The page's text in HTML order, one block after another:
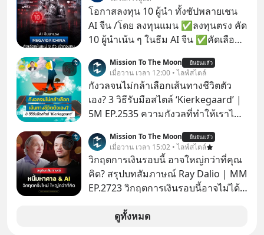
โอกาสลงทุน 10 ผู้นำ ทั้งซัปพลายเชน
AI จีน /โดย ลงทุนแมน ✅ลงทุนตรง คัด
10 ผู้นำเน้น ๆ ในธีม AI จีน ✅คัดเลือก
เจ้าของผู้นำ AI จีน ตั้งแต่โรงงานผลิตชิป
หน่วยความจำ โมเดล AI ยันหุ่นยนต์
✅ได้การรับยกเว้นภาษี Capital Gain
ตามกฎหมายภาษีของประเทศไทย
Mission To The Moon ยืนยันแล้ว
เมื่อวาน เวลา 12:00 • ไลฟ์สไตล์
กังวลจนไม่กล้าเลือกเส้นทางชีวิตตัว
เอง? 3 วิธีรับมือสไตล์ ‘Kierkegaard’ |
5M EP.2535 ความกังวลที่ทำให้เราไม่
เรื่องใหญ่ หรือแม้แต่เรื่องสำคัญของ
ชีวิตเกิดจากการที่เรามี ‘อิสรภาพ’ และมี
ทางเลือกมากมาย ซึ่งเมื่อเทียบกับสัตว์
แล้วก็จะเห็นความแตกต่างได้ชัดว่าเรา
มากแค่ไหน แต่อิสรภาพ อำนาจ หรือ
การได้มีสิทธิเลือกนี้กลับสร้างความ
Mission To The Moon ยืนยันแล้ว
เมื่อวาน เวลา 15:02 • ไลฟ์สไตล์
วิกฤตการเงินรอบนี้ อาจใหญ่กว่าที่คุณ
คิด? สรุปบทสัมภาษณ์ Ray Dalio | MM
EP.2723 วิกฤตการเงินรอบนี้อาจไม่ได้
Dalio ชายผู้เคยทำนายวิกฤตเศรษฐกิจ
ดูทั้งหมด